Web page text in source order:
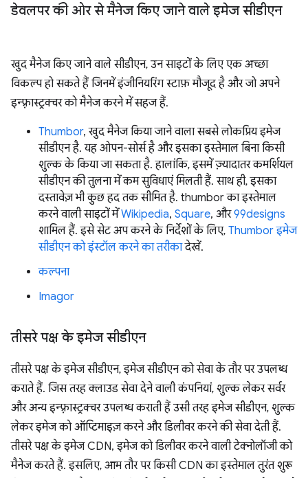
डेवलपर की ओर से मैनेज किए जाने वाले इमेज सीडीएन
खुद मैनेज किए जाने वाले सीडीएन, उन साइटों के लिए एक अच्छा
विकल्प हो सकते हैं जिनमें इंजीनियरिंग स्टाफ़ मौजूद है और जो अपने
इन्फ़्रास्ट्रक्चर को मैनेज करने में सहज हैं.
Thumbor, खुद मैनेज किया जाने वाला सबसे लोकप्रिय इमेज
सीडीएन है. यह ओपन-सोर्स है और इसका इस्तेमाल बिना किसी
शुल्क के किया जा सकता है. हालांकि, इसमें ज़्यादातर कमर्शियल
सीडीएन की तुलना में कम सुविधाएं मिलती हैं. साथ ही, इसका
दस्तावेज़ भी कुछ हद तक सीमित है. thumbor का इस्तेमाल
करने वाली साइटों मेंWikipedia, Square, और99designs
शामिल हैं. इसे सेट अप करने के निर्देशों के लिए, Thumbor इमेज
सीडीएन को इंस्टॉल करने का तरीकादेखें.
कल्पना
Imagor
तीसरे पक्ष के इमेज सीडीएन
तीसरे पक्ष के इमेज सीडीएन, इमेज सीडीएन को सेवा के तौर पर उपलब्ध
कराते हैं. जिस तरह क्लाउड सेवा देने वाली कंपनियां, शुल्क लेकर सर्वर
और अन्य इन्फ़्रास्ट्रक्चर उपलब्ध कराती हैं उसी तरह इमेज सीडीएन, शुल्क
लेकर इमेज को ऑप्टिमाइज़ करने और डिलीवर करने की सेवा देती हैं.
तीसरे पक्ष के इमेज CDN, इमेज को डिलीवर करने वाली टेक्नोलॉजी को
मैनेज करते हैं. इसलिए, आम तौर पर किसी CDN का इस्तेमाल तुरंत शुरू